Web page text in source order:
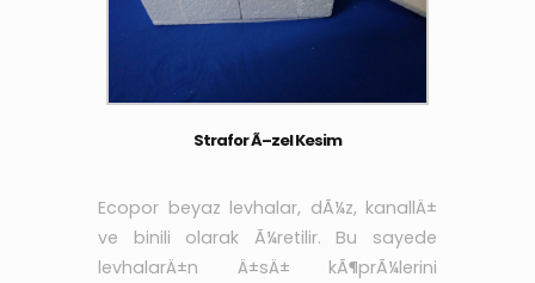
Strafor Ã–zel Kesim
Ecopor beyaz levhalar, dÃ¼z, kanallÄ±
ve binili olarak Ã¼retilir. Bu sayede
levhalarÄ±n Ä±sÄ± kÃ¶prÃ¼lerini